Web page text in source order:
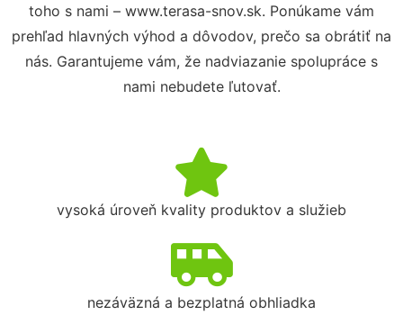
toho s nami – www.terasa-snov.sk. Ponúkame vám
prehľad hlavných výhod a dôvodov, prečo sa obrátiť na
nás. Garantujeme vám, že nadviazanie spolupráce s
nami nebudete ľutovať.
vysoká úroveň kvality produktov a služieb
nezáväzná a bezplatná obhliadka